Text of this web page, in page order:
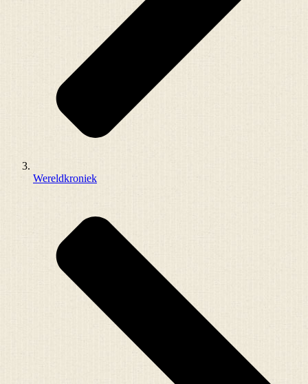
Wereldkroniek